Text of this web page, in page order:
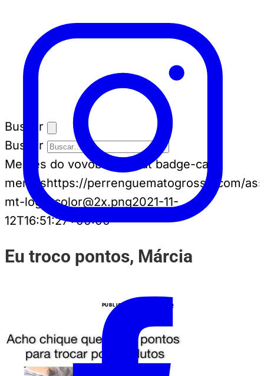
Buscar
Buscar
Memes do vovôbadge-cat badge-cat--
memeshttps://perrenguematogrosso.com/
mt-logo-color@2x.png2021-11-
12T16:51:27+00:00
Eu troco pontos, Márcia
PUBLICIDADE Anuncie